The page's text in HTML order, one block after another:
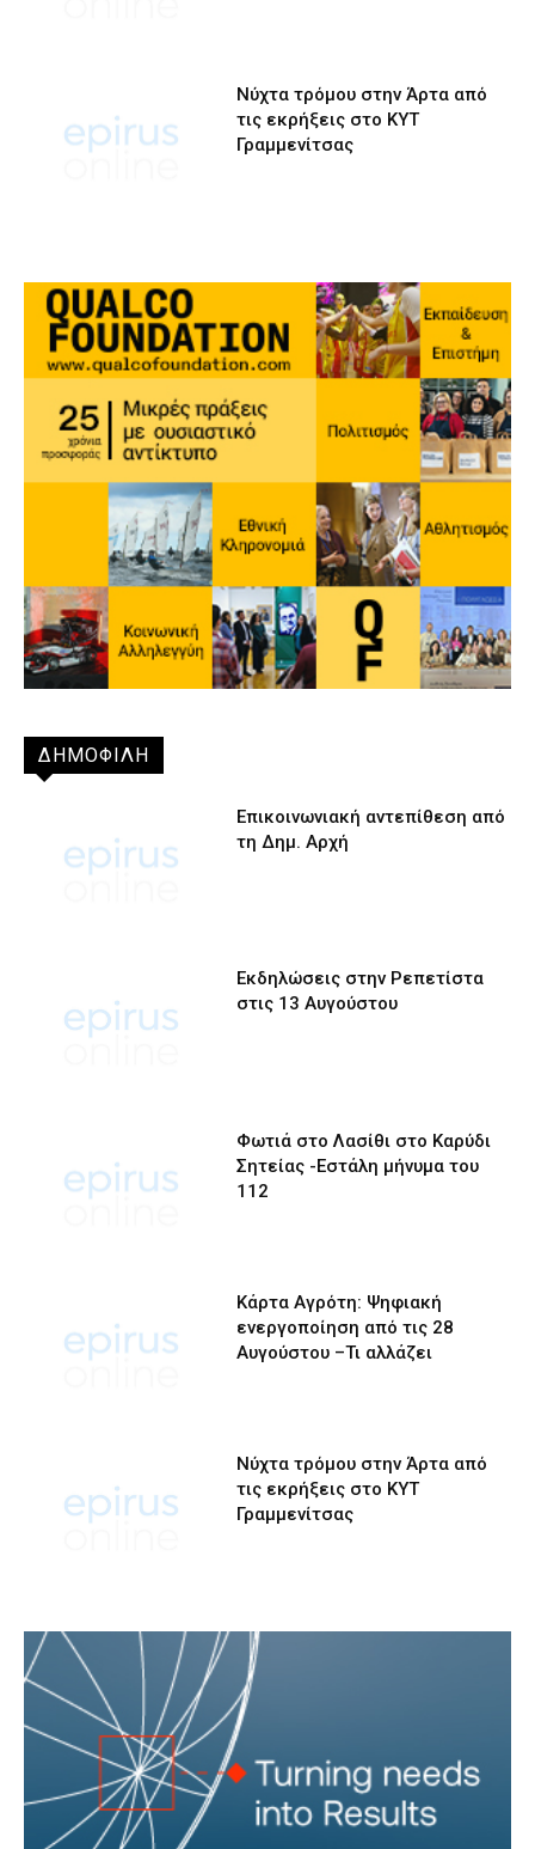
Νύχτα τρόμου στην Άρτα από
τις εκρήξεις στο ΚΥΤ
Γραμμενίτσας
ΔΗΜΟΦΙΛΗ
Επικοινωνιακή αντεπίθεση από
τη Δημ. Αρχή
Εκδηλώσεις στην Ρεπετίστα
στις 13 Αυγούστου
Φωτιά στο Λασίθι στο Καρύδι
Σητείας -Εστάλη μήνυμα του
112
Κάρτα Αγρότη: Ψηφιακή
ενεργοποίηση από τις 28
Αυγούστου –Τι αλλάζει
Νύχτα τρόμου στην Άρτα από
τις εκρήξεις στο ΚΥΤ
Γραμμενίτσας